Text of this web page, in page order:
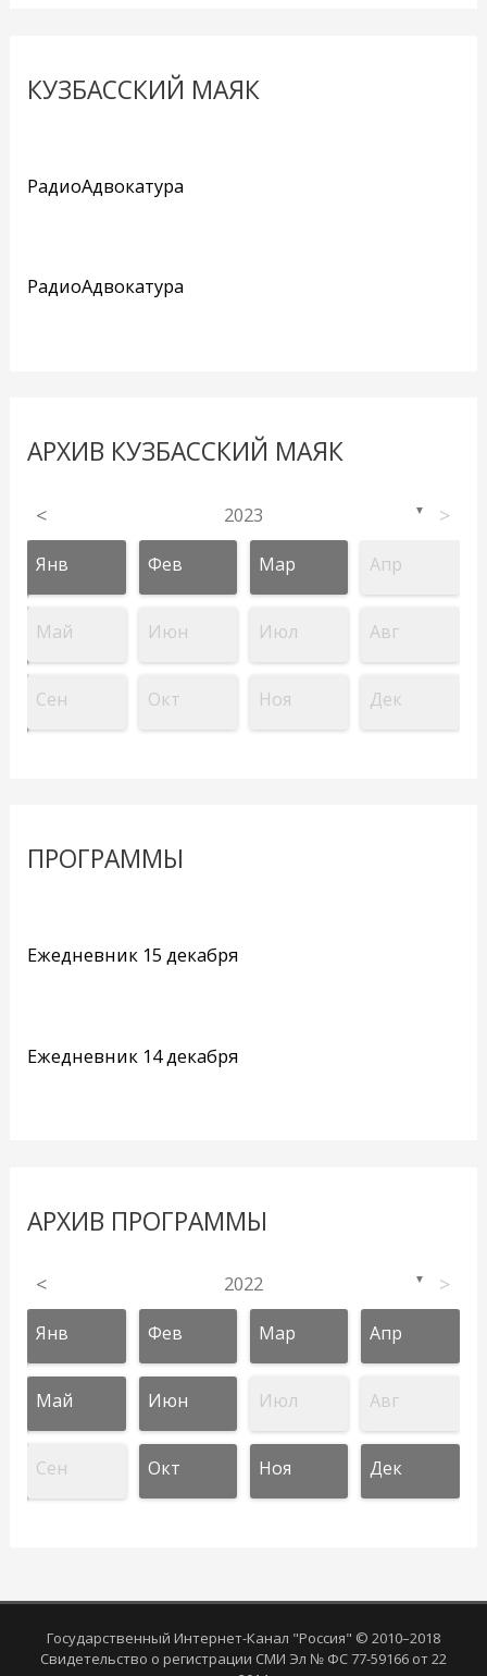
КУЗБАССКИЙ МАЯК
РадиоАдвокатура
РадиоАдвокатура
АРХИВ КУЗБАССКИЙ МАЯК
< 2023 ▼ >
Янв Фев Мар Апр
Май Июн Июл Авг
Сен Окт Ноя Дек
ПРОГРАММЫ
Ежедневник 15 декабря
Ежедневник 14 декабря
АРХИВ ПРОГРАММЫ
< 2022 ▼ >
Янв Фев Мар Апр
Май Июн Июл Авг
Сен Окт Ноя Дек
Государственный Интернет-Канал "Россия" © 2010–2018
Свидетельство о регистрации СМИ Эл № ФС 77-59166 от 22